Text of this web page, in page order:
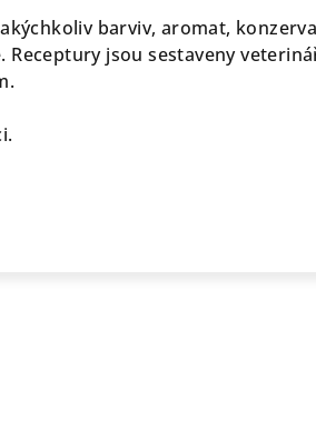
barviv, aromat,
jsou sestaveny